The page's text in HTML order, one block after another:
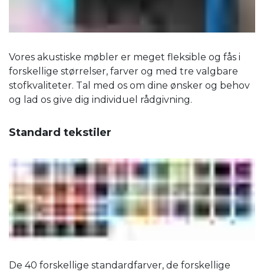
Vores akustiske møbler er meget fleksible og fås i
forskellige størrelser, farver og med tre valgbare
stofkvaliteter. Tal med os om dine ønsker og behov
og lad os give dig individuel rådgivning.
Standard tekstiler
De 40 forskellige standardfarver, de forskellige